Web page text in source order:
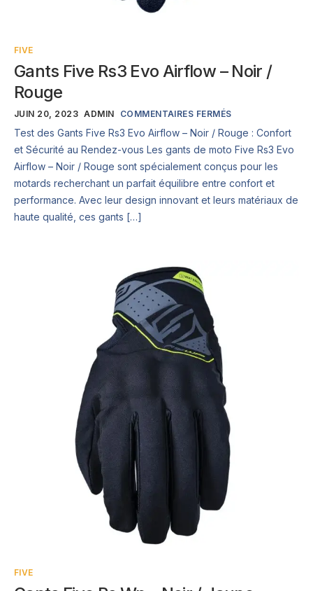
FIVE
Gants Five Rs3 Evo Airflow – Noir /
Rouge
JUIN 20, 2023 ADMIN COMMENTAIRES FERMÉS
Test des Gants Five Rs3 Evo Airflow – Noir / Rouge : Confort
et Sécurité au Rendez-vous Les gants de moto Five Rs3 Evo
Airflow – Noir / Rouge sont spécialement conçus pour les
motards recherchant un parfait équilibre entre confort et
performance. Avec leur design innovant et leurs matériaux de
haute qualité, ces gants […]
FIVE